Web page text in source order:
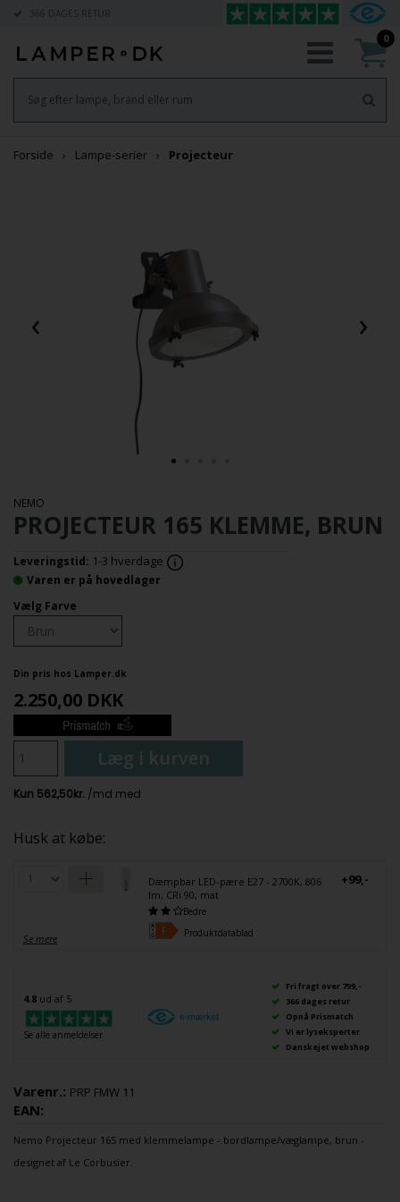
366 DAGES RETUR
0
Forside Lampe-serier Projecteur
‹ ›
NEMO
PROJECTEUR 165 KLEMME, BRUN
Leveringstid: 1-3 hverdage
Varen er på hovedlager
Vælg Farve
Din pris hos Lamper.dk
2.250,00 DKK
Læg i kurven
Husk at købe:
Se mere
Dæmpbar LED-pære E27 - 2700K, 806
lm, CRi 90, mat
Bedre
Produktdatablad
+99,-
4.8 ud af 5
Se alle anmeldelser
Fri fragt over 799,-
366 dages retur
Opnå Prismatch
Vi er lyseksperter
Danskejet webshop
Varenr.: PRP FMW 11
EAN:
Nemo Projecteur 165 med klemmelampe - bordlampe/væglampe, brun -
designet af Le Corbusier.